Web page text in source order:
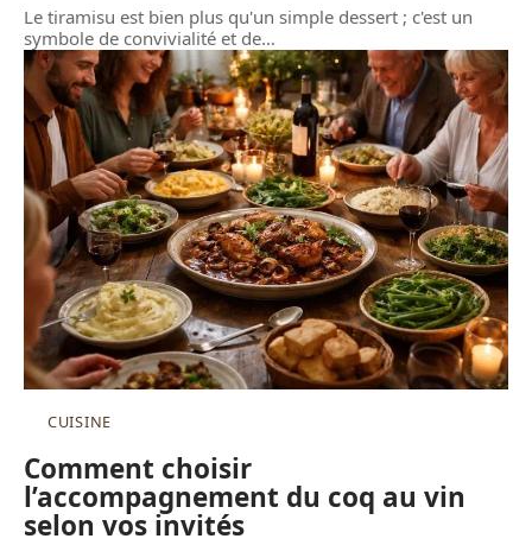
Le tiramisu est bien plus qu'un simple dessert ; c'est un
symbole de convivialité et de…
CUISINE
Comment choisir
l’accompagnement du coq au vin
selon vos invités